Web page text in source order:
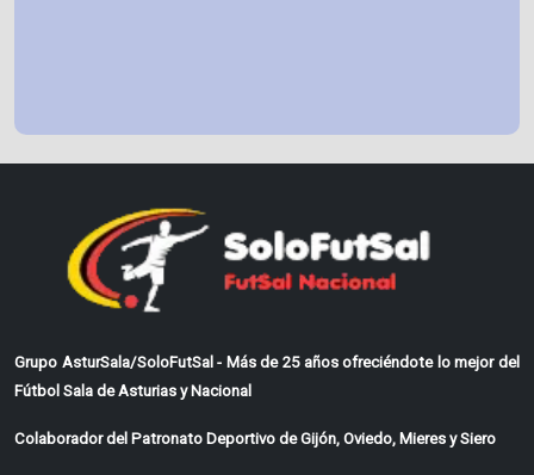
Grupo AsturSala/SoloFutSal - Más de 25 años ofreciéndote lo mejor del
Fútbol Sala de Asturias y Nacional
Colaborador del Patronato Deportivo de Gijón, Oviedo, Mieres y Siero